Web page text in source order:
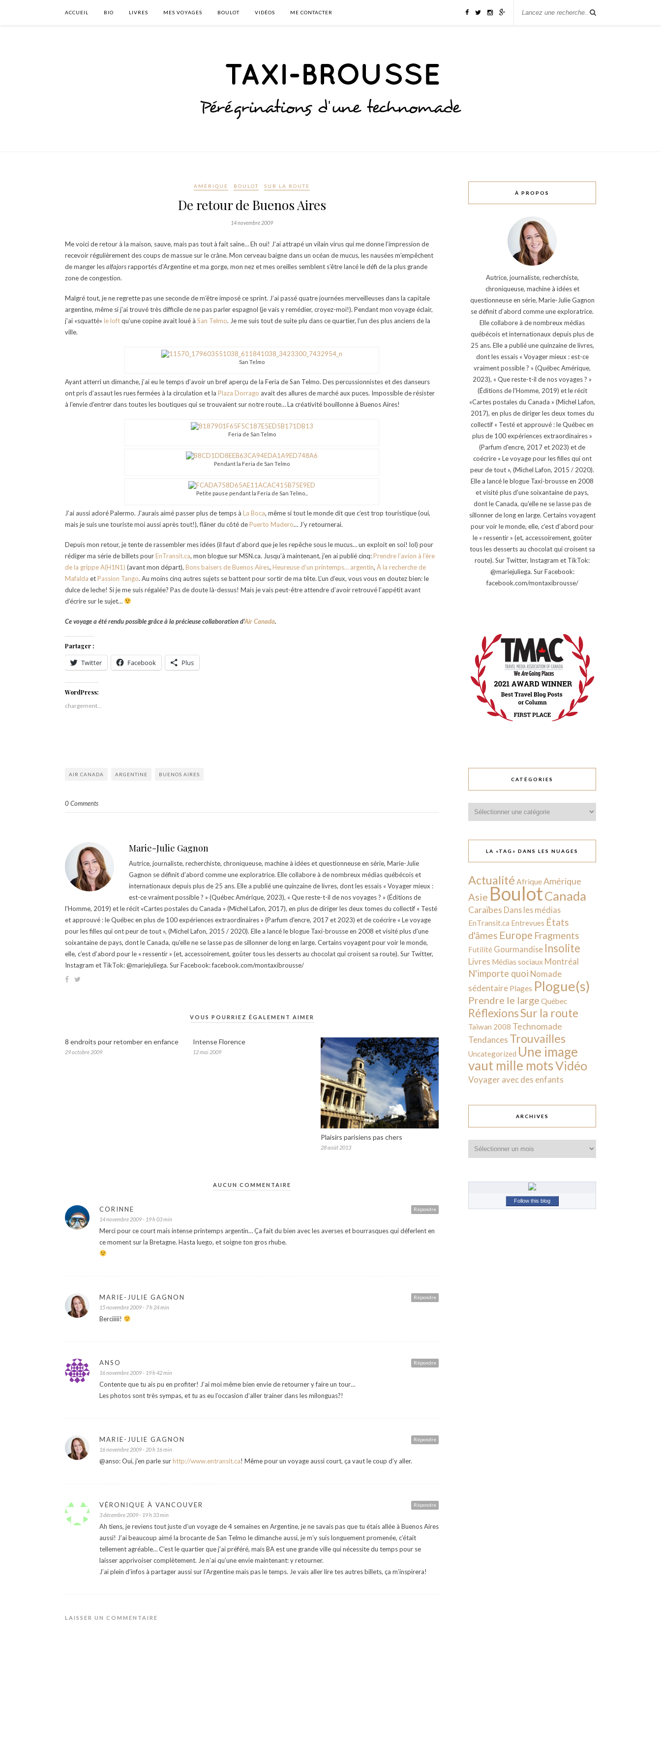
ACCUEIL BIO LIVRES MES VOYAGES BOULOT VIDÉOS ME CONTACTER
AMÉRIQUE BOULOT SUR LA ROUTE
De retour de Buenos Aires
14 novembre 2009
Me voici de retour à la maison, sauve, mais pas tout à fait saine… Eh oui! J’ai attrapé un vilain virus qui me donne l’impression de
recevoir régulièrement des coups de massue sur le crâne. Mon cerveau baigne dans un océan de mucus, les nausées m’empêchent
de manger lesalfajorsrapportés d’Argentine et ma gorge, mon nez et mes oreilles semblent s’être lancé le défi de la plus grande
zone de congestion.
Malgré tout, je ne regrette pas une seconde de m’être imposé ce sprint. J’ai passé quatre journées merveilleuses dans la capitale
argentine, même si j’ai trouvé très difficile de ne pas parler espagnol (je vais y remédier, croyez-moi!). Pendant mon voyage éclair,
j’ai «squatté» le loftqu’une copine avait loué à San Telmo. Je me suis tout de suite plu dans ce quartier, l’un des plus anciens de la
ville.
San Telmo
Ayant atterri un dimanche, j’ai eu le temps d’avoir un bref aperçu de la Feria de San Telmo. Des percussionnistes et des danseurs
ont pris d’assaut les rues fermées à la circulation et la Plaza Dorrago avait des allures de marché aux puces. Impossible de résister
à l’envie d’entrer dans toutes les boutiques qui se trouvaient sur notre route… La créativité bouillonne à Buenos Aires!
Feria de San Telmo
Pendant la Feria de San Telmo
Petite pause pendant la Feria de San Telmo...
J’ai aussi adoré Palermo. J’aurais aimé passer plus de temps à La Boca, même si tout le monde dit que c’est trop touristique (oui,
mais je suis une touriste moi aussi après tout!), flâner du côté dePuerto Madero… J’y retournerai.
Depuis mon retour, je tente de rassembler mes idées (il faut d’abord que je les repêche sous le mucus… un exploit en soi! lol) pour
rédiger ma série de billets pourEnTransit.ca, mon blogue sur MSN.ca. Jusqu’à maintenant, j’en ai publié cinq:Prendre l’avion à l’ère
de la grippe A(H1N1) (avant mon départ), Bons baisers de Buenos Aires, Heureuse d’un printemps… argentin, À la recherche de
Mafalda etPassion Tango. Au moins cinq autres sujets se battent pour sortir de ma tête. L’un d’eux, vous vous en doutez bien: le
dulce de leche! Si je me suis régalée? Pas de doute là-dessus! Mais je vais peut-être attendre d’avoir retrouvé l’appétit avant
d’écrire sur le sujet…
Ce voyage a été rendu possible grâce à la précieuse collaboration d’Air Canada.
Partager :
Twitter Facebook Plus
WordPress:
chargement…
AIR CANADA ARGENTINE BUENOS AIRES
0 Comments
Marie-Julie Gagnon
Autrice, journaliste, recherchiste, chroniqueuse, machine à idées et questionneuse en série, Marie-Julie
Gagnon se définit d’abord comme une exploratrice. Elle collabore à de nombreux médias québécois et
internationaux depuis plus de 25 ans. Elle a publié une quinzaine de livres, dont les essais « Voyager mieux :
est-ce vraiment possible ? » (Québec Amérique, 2023), « Que reste-t-il de nos voyages ? » (Éditions de
l'Homme, 2019) et le récit «Cartes postales du Canada » (Michel Lafon, 2017), en plus de diriger les deux tomes du collectif « Testé
et approuvé : le Québec en plus de 100 expériences extraordinaires » (Parfum d'encre, 2017 et 2023) et de coécrire « Le voyage
pour les filles qui ont peur de tout », (Michel Lafon, 2015 / 2020). Elle a lancé le blogue Taxi-brousse en 2008 et visité plus d'une
soixantaine de pays, dont le Canada, qu'elle ne se lasse pas de sillonner de long en large. Certains voyagent pour voir le monde,
elle, c’est d’abord pour le « ressentir » (et, accessoirement, goûter tous les desserts au chocolat qui croisent sa route). Sur Twitter,
Instagram et TikTok: @mariejuliega. Sur Facebook: facebook.com/montaxibrousse/
VOUS POURRIEZ ÉGALEMENT AIMER
8 endroits pour retomber en enfance
29 octobre 2009
Intense Florence
12 mai 2009
Plaisirs parisiens pas chers
28 août 2013
AUCUN COMMENTAIRE
Répondre
CORINNE
14 novembre 2009 - 19 h 03 min
Merci pour ce court mais intense printemps argentin… Ça fait du bien avec les averses et bourrasques qui déferlent en
ce moment sur la Bretagne. Hasta luego, et soigne ton gros rhube.
Répondre
MARIE-JULIE GAGNON
15 novembre 2009 - 7 h 24 min
Berciiiii!
Répondre
ANSO
16 novembre 2009 - 19 h 42 min
Contente que tu ais pu en profiter! J’ai moi même bien envie de retourner y faire un tour…
Les photos sont très sympas, et tu as eu l’occasion d’aller trainer dans les milonguas?!
Répondre
MARIE-JULIE GAGNON
16 novembre 2009 - 20 h 16 min
@anso: Oui, j’en parle surhttp://www.entransit.ca! Même pour un voyage aussi court, ça vaut le coup d’y aller.
Répondre
VÉRONIQUE À VANCOUVER
3 décembre 2009 - 19 h 33 min
Ah tiens, je reviens tout juste d’un voyage de 4 semaines en Argentine, je ne savais pas que tu étais allée à Buenos Aires
aussi! J’ai beaucoup aimé la brocante de San Telmo le dimanche aussi, je m’y suis longuement promenée, c’était
tellement agréable… C’est le quartier que j’ai préféré, mais BA est une grande ville qui nécessite du temps pour se
laisser apprivoiser complètement. Je n’ai qu’une envie maintenant: y retourner.
J’ai plein d’infos à partager aussi sur l’Argentine mais pas le temps. Je vais aller lire tes autres billets, ça m’inspirera!
LAISSER UN COMMENTAIRE
À PROPOS
Autrice, journaliste, recherchiste,
chroniqueuse, machine à idées et
questionneuse en série, Marie-Julie Gagnon
se définit d’abord comme une exploratrice.
Elle collabore à de nombreux médias
québécois et internationaux depuis plus de
25 ans. Elle a publié une quinzaine de livres,
dont les essais « Voyager mieux : est-ce
vraiment possible ? » (Québec Amérique,
2023), « Que reste-t-il de nos voyages ? »
(Éditions de l'Homme, 2019) et le récit
«Cartes postales du Canada » (Michel Lafon,
2017), en plus de diriger les deux tomes du
collectif « Testé et approuvé : le Québec en
plus de 100 expériences extraordinaires »
(Parfum d'encre, 2017 et 2023) et de
coécrire « Le voyage pour les filles qui ont
peur de tout », (Michel Lafon, 2015 / 2020).
Elle a lancé le blogue Taxi-brousse en 2008
et visité plus d'une soixantaine de pays,
dont le Canada, qu'elle ne se lasse pas de
sillonner de long en large. Certains voyagent
pour voir le monde, elle, c’est d’abord pour
le « ressentir » (et, accessoirement, goûter
tous les desserts au chocolat qui croisent sa
route). Sur Twitter, Instagram et TikTok:
@mariejuliega. Sur Facebook:
facebook.com/montaxibrousse/
CATÉGORIES
LA «TAG» DANS LES NUAGES
Actualité AfriqueAmérique
Asie BoulotCanada
Caraïbes Dans les médias
EnTransit.ca Entrevues États
d'âmes Europe Fragments
Futilité Gourmandise Insolite
Livres Médias sociaux Montréal
N'importe quoi Nomade
sédentaire Plages Plogue(s)
Prendre le large Québec
RéflexionsSur la route
Taïwan 2008 Technomade
Tendances Trouvailles
Uncategorized Une image
vaut mille motsVidéo
Voyager avec des enfants
ARCHIVES
Follow this blog